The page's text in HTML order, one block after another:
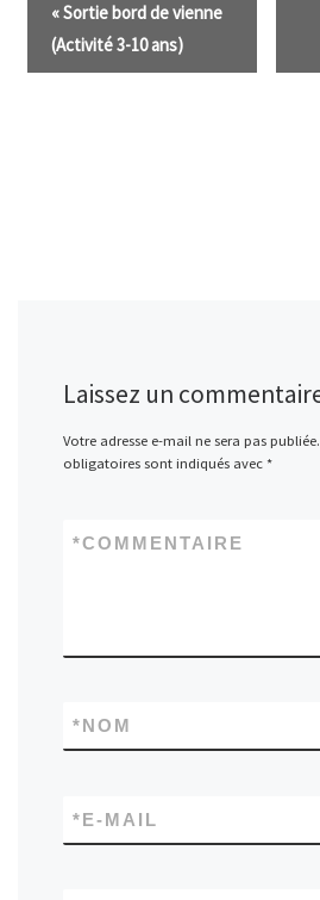
«Sortie bord de vienne
(Activité 3-10 ans)
Laissez un
Votre adresse e-mail ne sera pas publiée.
obligatoires sont indiqués avec *
COMMENTAIRE
*
NOM
*
E-MAIL
*